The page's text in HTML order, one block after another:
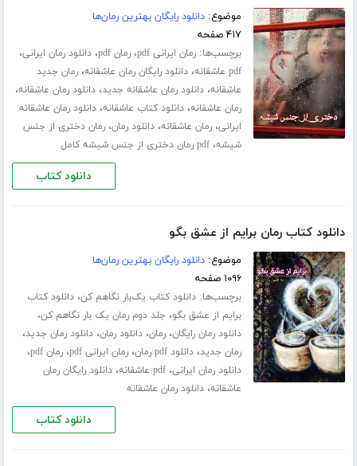
موضوع:دانلود رایگان بهترین رمان‌ها
۴۱۷ صفحه
برچسب‌ها:رمان ایرانی pdf ،رمان pdf ،دانلود رمان ایرانی،
pdf عاشقانه ،دانلود رایگان رمان عاشقانه،رمان جدید
عاشقانه،دانلود رمان عاشقانه جدید،دانلود رمان عاشقانه،
رمان عاشقانه،دانلود کتاب عاشقانه،دانلود رمان عاشقانه
ایرانی،رمان عاشقانه،دانلود رمان،رمان دختری از جنس
شیشه،pdf رمان دختری از جنس شیشه کامل
دانلود کتاب
دانلود کتاب رمان برایم از عشق بگو
موضوع:دانلود رایگان بهترین رمان‌ها
۱۰۹۶ صفحه
برچسب‌ها:دانلود کتاب یک‌بار نگاهم کن،دانلود کتاب
برایم از عشق بگو، جلد دوم رمان یک بار نگاهم کن،
دانلود رمان رایگان،رمان،دانلود رمان،دانلود رمان جدید،
رمان جدید،دانلود pdf رمان ،رمان ایرانی pdf ،رمان pdf ،
دانلود رمان ایرانی،pdf عاشقانه ،دانلود رایگان رمان
عاشقانه،دانلود رمان عاشقانه
دانلود کتاب